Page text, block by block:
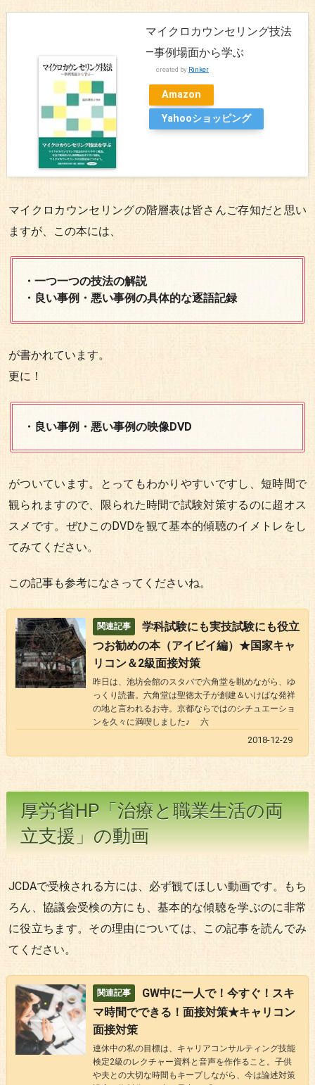
マイクロカウンセリング技法
―事例場面から学ぶ
created by Rinker
Amazon
Yahooショッピング
マイクロカウンセリングの階層表は皆さんご存知だと思い
ますが、この本には、
・一つ一つの技法の解説
・良い事例・悪い事例の具体的な逐語記録
が書かれています。
更に！
・良い事例・悪い事例の映像DVD
がついています。とってもわかりやすいですし、短時間で
観られますので、限られた時間で試験対策するのに超オス
スメです。ぜひこのDVDを観て基本的傾聴のイメトレをし
てみてください。
この記事も参考になさってくださいね。
学科試験にも実技試験にも役立
つお勧めの本（アイビイ編）★国家キャ
リコン＆2級面接対策
昨日は、池坊会館のスタバで六角堂を眺めながら、ゆ
っくり読書。六角堂は聖徳太子が創建＆いけばな発祥
の地と言われるお寺。京都ならではのシチュエーショ
ンを久々に満喫しました♪ 六
2018-12-29
厚労省HP「治療と職業生活の両
立支援」の動画
JCDAで受検される方には、必ず観てほしい動画です。もち
ろん、協議会受検の方にも、基本的な傾聴を学ぶのに非常
に役立ちます。その理由については、この記事を読んでみ
てください。
GW中に一人で！今すぐ！スキ
マ時間でできる！面接対策★キャリコン
面接対策
連休中の私の目標は、キャリアコンサルティング技能
検定2級のレクチャー資料と音声を作作ること。子供
や夫との大切な時間もキープしながら、今は論述対策